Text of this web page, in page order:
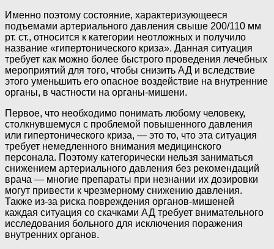
Именно поэтому состояние, характеризующееся
подъемами артериального давления свыше 200/110 мм
рт. ст., относится к категории неотложных и получило
название «гипертонического криза». Данная ситуация
требует как можно более быстрого проведения лечебных
мероприятий для того, чтобы снизить АД и вследствие
этого уменьшить его опасное воздействие на внутренние
органы, в частности на органы-мишени.
Первое, что необходимо понимать любому человеку,
столкнувшемуся с проблемой повышенного давления
или гипертонического криза, — это то, что эта ситуация
требует немедленного внимания медицинского
персонала. Поэтому категорически нельзя заниматься
снижением артериального давления без рекомендаций
врача — многие препараты при незнании их дозировки
могут привести к чрезмерному снижению давления.
Также из-за риска повреждения органов-мишеней
каждая ситуация со скачками АД требует внимательного
исследования больного для исключения поражения
внутренних органов.